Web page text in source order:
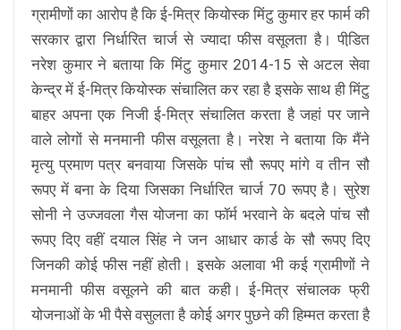
ग्रामीणों का आरोप है कि ई-मित्र कियोस्क मिंटु कुमार हर फार्म की
सरकार द्वारा निर्धारित चार्ज से ज्यादा फीस वसूलता है। पीडि़त
नरेश कुमार ने बताया कि मिंटु कुमार 2014-15 से अटल सेवा
केन्द्र में ई-मित्र कियोस्क संचालित कर रहा है इसके साथ ही मिंटु
बाहर अपना एक निजी ई-मित्र संचालित करता है जहां पर जाने
वाले लोगों से मनमानी फीस वसूलता है। नरेश ने बताया कि मैंने
मृत्यु प्रमाण पत्र बनवाया जिसके पांच सौ रूपए मांगे व तीन सौ
रूपए में बना के दिया जिसका निर्धारित चार्ज 70 रूपए है। सुरेश
सोनी ने उज्जवला गैस योजना का फॉर्म भरवाने के बदले पांच सौ
रूपए दिए वहीं दयाल सिंह ने जन आधार कार्ड के सौ रूपए दिए
जिनकी कोई फीस नहीं होती। इसके अलावा भी कई ग्रामीणों ने
मनमानी फीस वसूलने की बात कही। ई-मित्र संचालक फ्री
योजनाओं के भी पैसे वसुलता है कोई अगर पुछने की हिम्मत करता है